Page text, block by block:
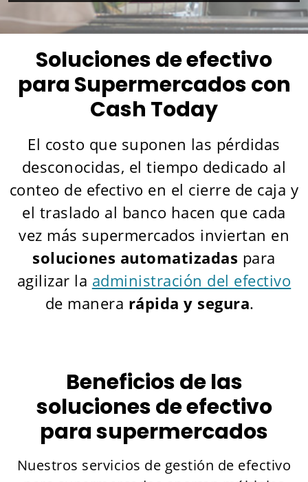
Soluciones de efectivo
para Supermercados con
Cash Today
El costo que suponen las pérdidas
desconocidas, el tiempo dedicado al
conteo de efectivo en el cierre de caja y
el traslado al banco hacen que cada
vez más supermercados inviertan en
soluciones automatizadas para
agilizar la administración del efectivo
de manera rápida y segura.
Beneficios de las
soluciones de efectivo
para supermercados
Nuestros servicios de gestión de efectivo